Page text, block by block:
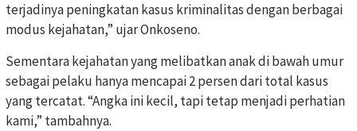
terjadinya peningkatan kasus kriminalitas dengan berbagai
modus kejahatan,” ujar Onkoseno.
Sementara kejahatan yang melibatkan anak di bawah umur
sebagai pelaku hanya mencapai 2 persen dari total kasus
yang tercatat. “Angka ini kecil, tapi tetap menjadi perhatian
kami,” tambahnya.